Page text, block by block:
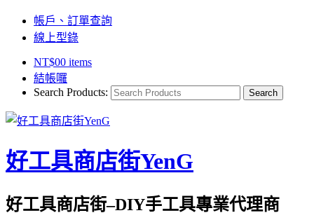
帳戶、訂單查詢
線上型錄
NT$00 items
結帳囉
Search Products:
好工具商店街YenG
好工具商店街–DIY手工具專業代理商